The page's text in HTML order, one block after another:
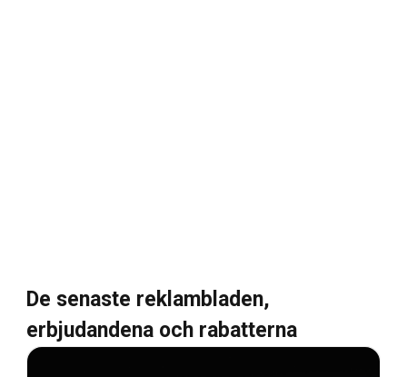
De senaste reklambladen,
erbjudandena och rabatterna